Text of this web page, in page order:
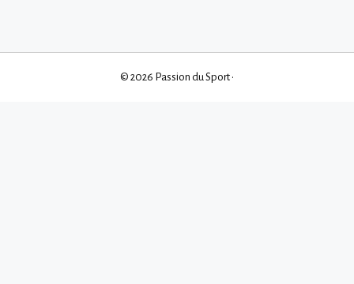
© 2026 Passion du Sport •